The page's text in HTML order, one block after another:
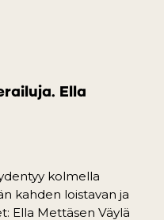
Ella
kolmella
kahden loistavan ja
Ella Mettäsen Väylä